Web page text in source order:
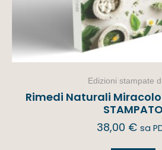
Edizioni stampate
Rimedi Naturali
STAMPATO
38,00 € sa